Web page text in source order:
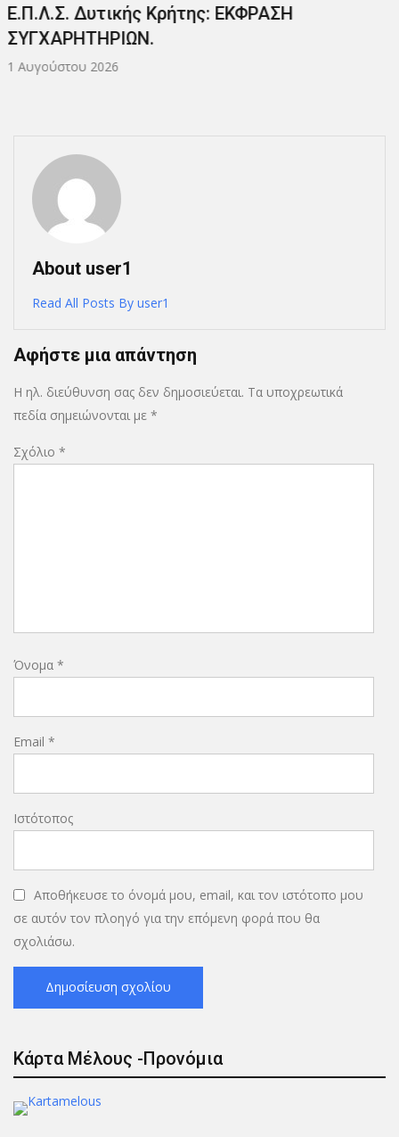
Συλλυπητήριο Μήνυμα.
31 Ιουλίου 2026
About user1
Read All Posts By user1
Αφήστε μια απάντηση
Η ηλ. διεύθυνση σας δεν δημοσιεύεται. Τα υποχρεωτικά
πεδία σημειώνονται με *
Σχόλιο *
Όνομα *
Email *
Ιστότοπος
Αποθήκευσε το όνομά μου, email, και τον ιστότοπο μου
σε αυτόν τον πλοηγό για την επόμενη φορά που θα
σχολιάσω.
Κάρτα Μέλους -Προνόμια